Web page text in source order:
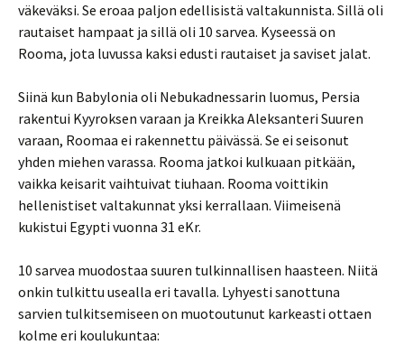
väkeväksi. Se eroaa paljon edellisistä valtakunnista. Sillä oli
rautaiset hampaat ja sillä oli 10 sarvea. Kyseessä on
Rooma, jota luvussa kaksi edusti rautaiset ja saviset jalat.
Siinä kun Babylonia oli Nebukadnessarin luomus, Persia
rakentui Kyyroksen varaan ja Kreikka Aleksanteri Suuren
varaan, Roomaa ei rakennettu päivässä. Se ei seisonut
yhden miehen varassa. Rooma jatkoi kulkuaan pitkään,
vaikka keisarit vaihtuivat tiuhaan. Rooma voittikin
hellenistiset valtakunnat yksi kerrallaan. Viimeisenä
kukistui Egypti vuonna 31 eKr.
10 sarvea muodostaa suuren tulkinnallisen haasteen. Niitä
onkin tulkittu usealla eri tavalla. Lyhyesti sanottuna
sarvien tulkitsemiseen on muotoutunut karkeasti ottaen
kolme eri koulukuntaa: